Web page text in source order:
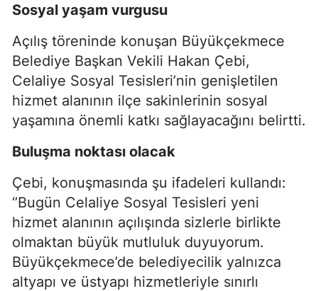
Sosyal yaşam vurgusu
Açılış töreninde konuşan Büyükçekmece
Belediye Başkan Vekili Hakan Çebi,
Celaliye Sosyal Tesisleri’nin genişletilen
hizmet alanının ilçe sakinlerinin sosyal
yaşamına önemli katkı sağlayacağını belirtti.
Buluşma noktası olacak
Çebi, konuşmasında şu ifadeleri kullandı:
‘’Bugün Celaliye Sosyal Tesisleri yeni
hizmet alanının açılışında sizlerle birlikte
olmaktan büyük mutluluk duyuyorum.
Büyükçekmece’de belediyecilik yalnızca
altyapı ve üstyapı hizmetleriyle sınırlı